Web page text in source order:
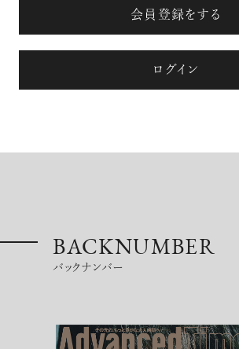
10年後の自分のため
俳優
反町 隆史
アクティビティの意
会員登録をする
ログイン
BACKNUMBER
バックナンバー